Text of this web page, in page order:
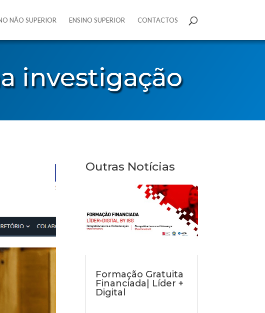
NÃO SUPERIOR ENSINO SUPERIOR CONTACTOS
investigação
Outras Notícias
Formação Gratuita
Financiada| Líder +
Digital